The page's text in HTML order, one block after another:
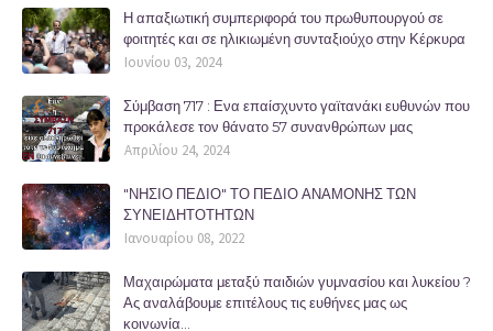
Η απαξιωτική συμπεριφορά του πρωθυπουργού σε
φοιτητές και σε ηλικιωμένη συνταξιούχο στην Κέρκυρα
Ιουνίου 03, 2024
Σύμβαση 717 : Ενα επαίσχυντο γαϊτανάκι ευθυνών που
προκάλεσε τον θάνατο 57 συνανθρώπων μας
Απριλίου 24, 2024
"ΝΗΣΙΟ ΠΕΔΙΟ" ΤΟ ΠΕΔΙΟ ΑΝΑΜΟΝΗΣ ΤΩΝ
ΣΥΝΕΙΔΗΤΟΤΗΤΩΝ
Ιανουαρίου 08, 2022
Μαχαιρώματα μεταξύ παιδιών γυμνασίου και λυκείου ?
Ας αναλάβουμε επιτέλους τις ευθήνες μας ως
κοινωνία...